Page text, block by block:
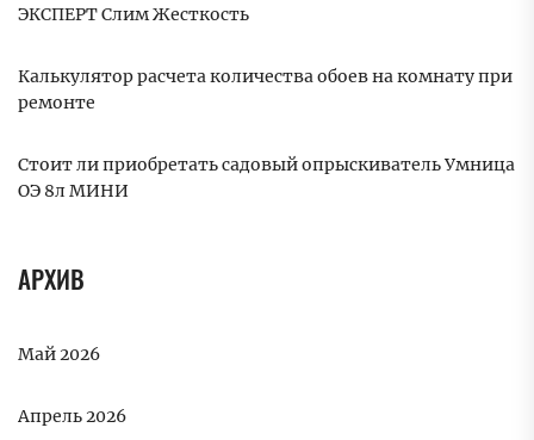
ЭКСПЕРТ Слим Жесткость
Калькулятор расчета количества обоев на комнату при
ремонте
Стоит ли приобретать садовый опрыскиватель Умница
ОЭ 8л МИНИ
АРХИВ
Май 2026
Апрель 2026